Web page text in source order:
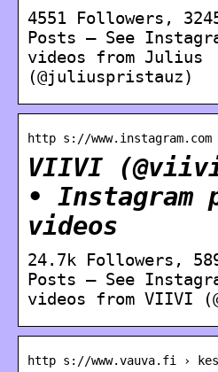
4551 Followers,
Posts – See
videos from Julius
(@juliuspristauz)
http s://
VIIVI
• Instagram
videos
24.7k Followers,
Posts – See
videos from VIIVI
http s://www.vauva.fi ›